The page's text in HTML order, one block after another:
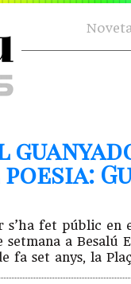
s’ha fet públic
setmana a Besalú
fa set anys, la